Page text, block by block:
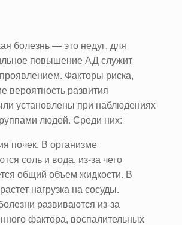
болезнь — это недуг, для
повышение АД служит
Факторы риска,
вероятность развития
установлены при наблюдениях
людей. Среди них:
почек. В организме
соль и вода, из-за чего
общий объем жидкости. В
нагрузка на сосуды.
развиваются из-за
фактора, воспалительных